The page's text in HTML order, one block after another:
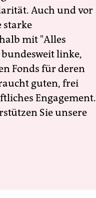
Auch und vor
starke
mit "Alles
linke,
Fonds für deren
guten, frei
Engagement.
Sie unsere